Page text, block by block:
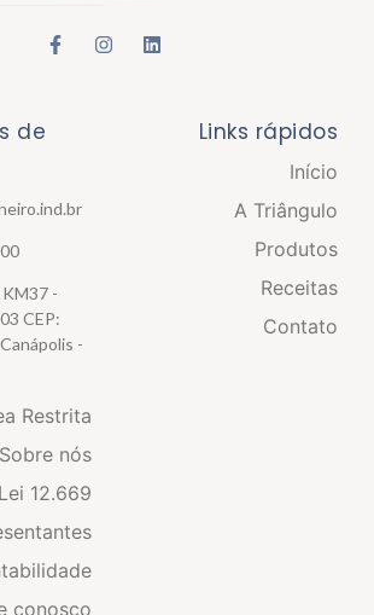
de
KM37 -
CEP:
-
Links rápidos
Início
A Triângulo
Produtos
Receitas
Contato
Restrita
Sobre nós
Lei 12.669
conosco